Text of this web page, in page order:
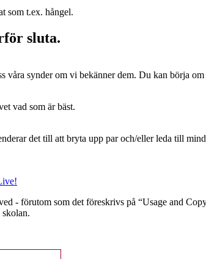
som t.ex. hångel.
sluta.
våra synder om vi bekänner dem. Du kan börja
vad som är bäst.
det till att bryta upp par och/eller leda till
- förutom som det föreskrivs på “Usage and